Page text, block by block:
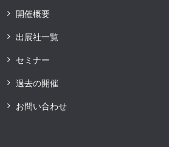
開催概要
出展社一覧
セミナー
過去の開催
お問い合わせ